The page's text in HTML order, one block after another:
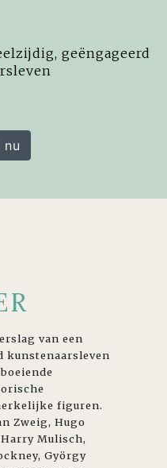
geëngageerd
nu
van een
kunstenaarsleven
figuren.
Zweig, Hugo
Harry Mulisch,
György